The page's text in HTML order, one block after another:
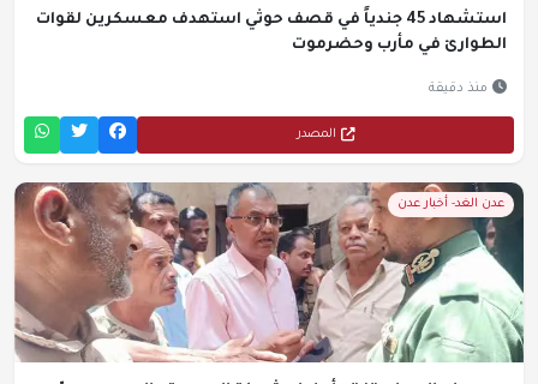
استشهاد 45 جندياً في قصف حوثي استهدف معسكرين لقوات
الطوارئ في مأرب وحضرموت
منذ دقيقة
المصدر
عدن الغد- أخبار عدن